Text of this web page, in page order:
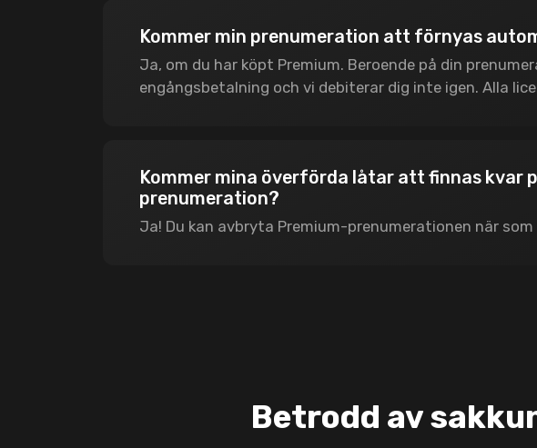
Kommer min prenumeration att förnyas
Ja, om du har köpt Premium. Beroende på din
engångsbetalning och vi debiterar dig inte igen. Alla
Kommer mina överförda låtar att finnas kvar
prenumeration?
Ja! Du kan avbryta Premium-prenumerationen när
Betrodd av